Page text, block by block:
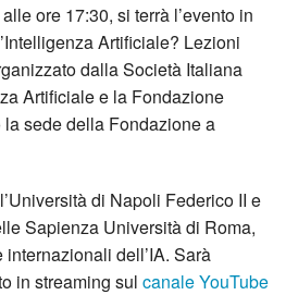
ore 17:30, si terrà l’evento in
Artificiale? Lezioni
dalla Società Italiana
Artificiale e la Fondazione
sede della Fondazione a
di Napoli Federico II e
Sapienza Università di Roma,
dell’IA. Sarà
in streaming sul canale YouTube